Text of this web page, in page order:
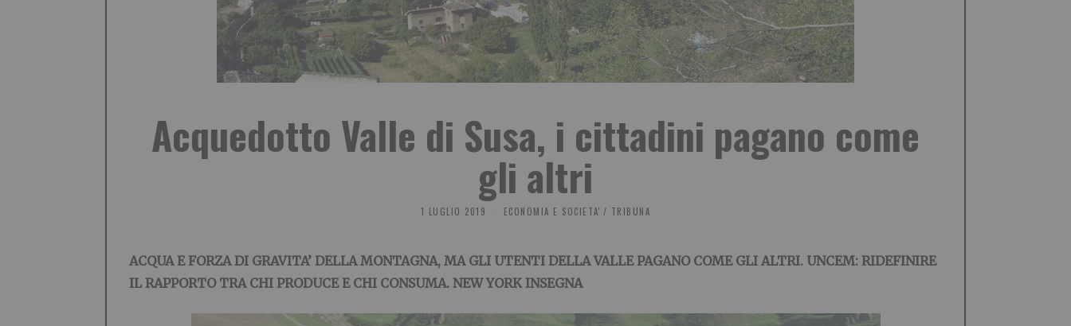
Acquedotto Valle di Susa, i cittadini pagano come
gli altri
1 LUGLIO 2019 ECONOMIA E SOCIETA' / TRIBUNA
ACQUA E FORZA DI GRAVITA’ DELLA MONTAGNA, MA GLI UTENTI DELLA VALLE PAGANO COME GLI ALTRI. UNCEM: RIDEFINIRE
IL RAPPORTO TRA CHI PRODUCE E CHI CONSUMA. NEW YORK INSEGNA